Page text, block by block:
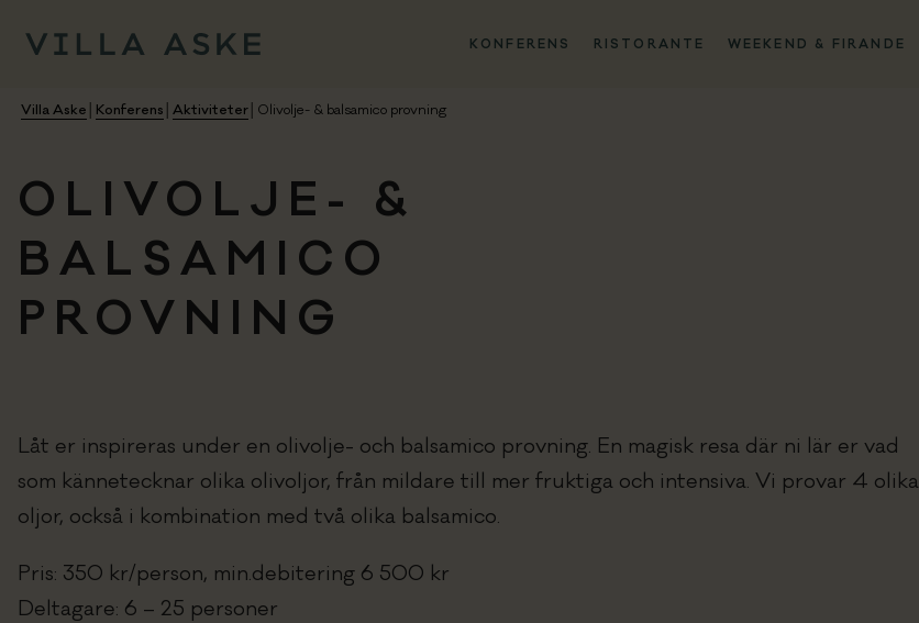
KONFERENS RISTORANTE WEEKEND & FIRANDE
Villa Aske Konferens Aktiviteter Olivolje- & balsamico provning
OLIVOLJE- &
BALSAMICO
PROVNING
Låt er inspireras under en olivolje- och balsamico provning. En magisk resa där ni lär er vad
som kännetecknar olika olivoljor, från mildare till mer fruktiga och intensiva. Vi provar 4 olika
oljor, också i kombination med två olika balsamico.
Pris: 350 kr/person, min.debitering 6 500 kr
Deltagare: 6 – 25 personer